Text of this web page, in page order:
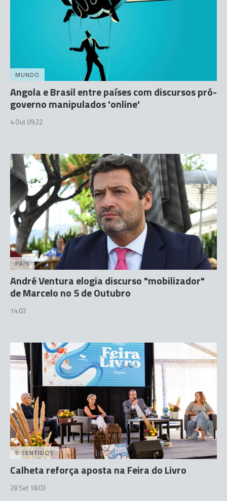
MUNDO
Angola e Brasil entre países com discursos pró-
governo manipulados 'online'
4 Out 09:22
PAÍS
André Ventura elogia discurso "mobilizador"
de Marcelo no 5 de Outubro
14:03
5 SENTIDOS
Calheta reforça aposta na Feira do Livro
28 Set 18:03